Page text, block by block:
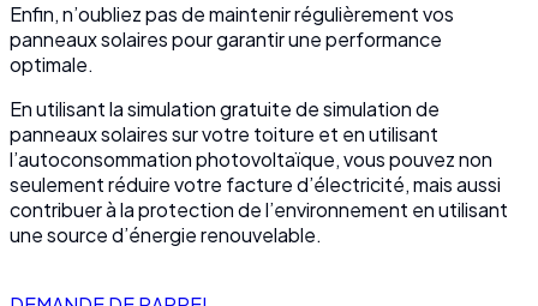
Enfin, n’oubliez pas de maintenir régulièrement vos
panneaux solaires pour garantir une performance
optimale.
En utilisant la simulation gratuite de simulation de
panneaux solaires sur votre toiture et en utilisant
l’autoconsommation photovoltaïque, vous pouvez non
seulement réduire votre facture d’électricité, mais aussi
contribuer à la protection de l’environnement en utilisant
une source d’énergie renouvelable.